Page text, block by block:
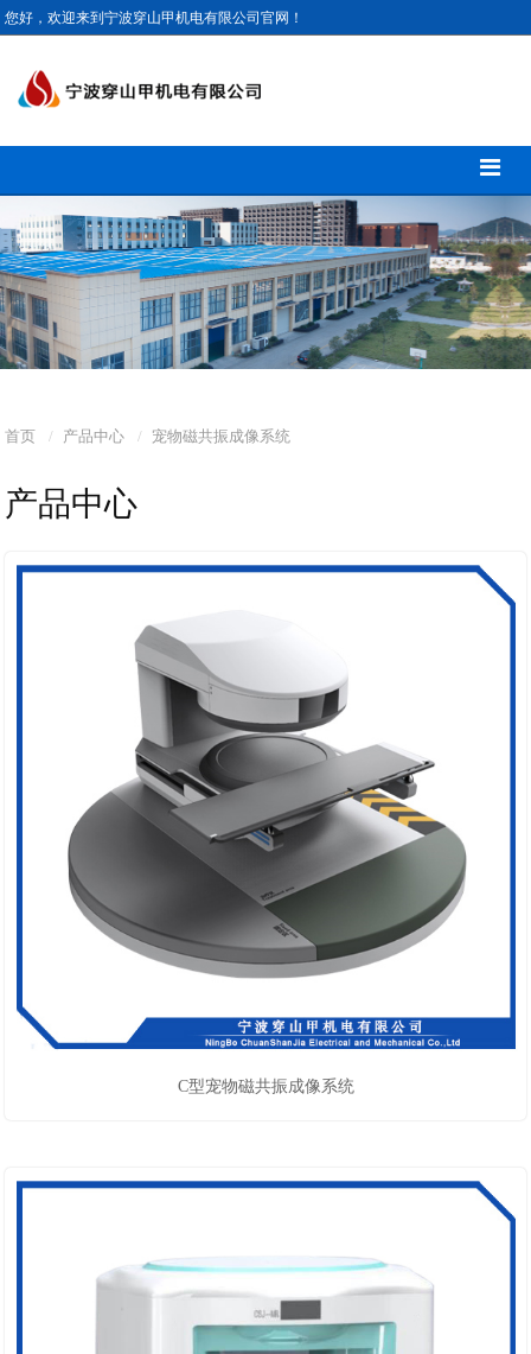
您好，欢迎来到宁波穿山甲机电有限公司官网！
首页 产品中心 宠物磁共振成像系统
产品中心
C型宠物磁共振成像系统